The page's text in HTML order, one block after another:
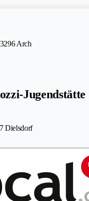
3296 Arch
Jugendstätte
Dielsdorf